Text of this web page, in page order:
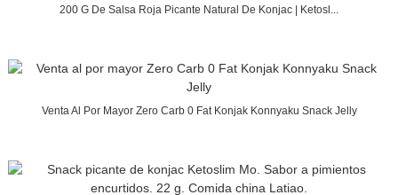
200 G De Salsa Roja Picante Natural De Konjac | Ketosl...
Venta Al Por Mayor Zero Carb 0 Fat Konjak Konnyaku Snack Jelly